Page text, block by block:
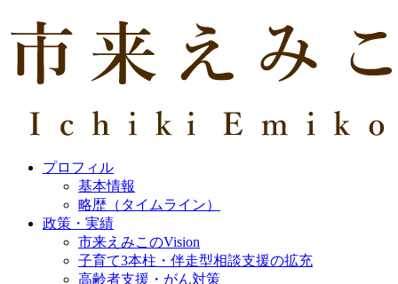
プロフィル
基本情報
略歴（タイムライン）
政策・実績
市来えみこのVision
子育て3本柱・伴走型相談支援の拡充
高齢者支援・がん対策